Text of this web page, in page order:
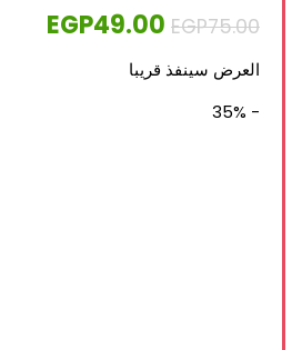
EGP75.00
EGP49.00
العرض سينفذ قريبا
- 35%